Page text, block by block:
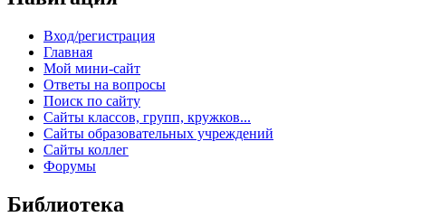
Вход/регистрация
Главная
Мой мини-сайт
Ответы на вопросы
Поиск по сайту
Сайты классов, групп, кружков...
Сайты образовательных учреждений
Сайты коллег
Форумы
Библиотека